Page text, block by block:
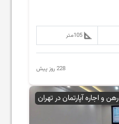
105متر
228 روز پیش
رهن و اجاره آپارتمان در تهران